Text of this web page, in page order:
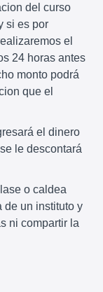
del curso
si es por
el
24 horas antes
monto podrá
que el
el dinero
le descontará
o caldea
de un instituto y
ni compartir la